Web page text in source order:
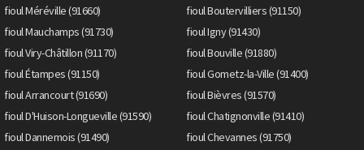
fioul Méréville (91660)
fioul Boutervilliers (91150)
fioul Mauchamps (91730)
fioul Igny (91430)
fioul Viry-Châtillon (91170)
fioul Bouville (91880)
fioul Étampes (91150)
fioul Gometz-la-Ville (91400)
fioul Arrancourt (91690)
fioul Bièvres (91570)
fioul D'Huison-Longueville (91590)
fioul Chatignonville (91410)
fioul Dannemois (91490)
fioul Chevannes (91750)